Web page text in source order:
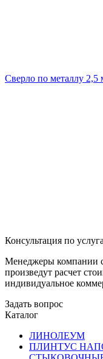
Сверло по металлу
Консультация по
Менеджеры компании
произведут расчет
индивидуальное
Задать вопрос
Каталог
ЛИНОЛЕУМ
ПЛИНТУС